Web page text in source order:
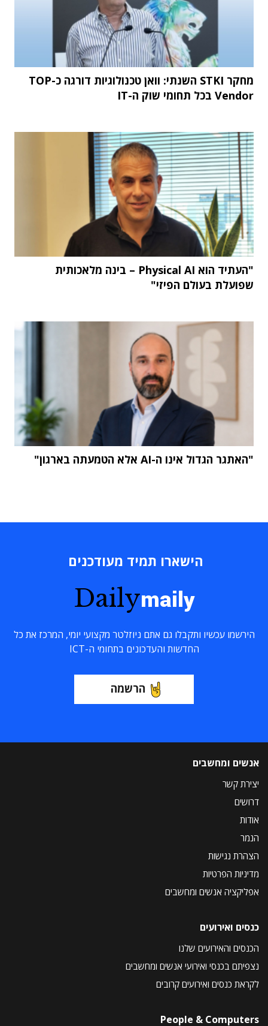
מחקר STKI השנתי: וואן טכנולוגיות דורגה כ-TOP
Vendor בכל תחומי שוק ה-IT
"העתיד הוא Physical AI – בינה מלאכותית
שפועלת בעולם הפיזי"
"האתגר הגדול אינו ה-AI אלא הטמעתה בארגון"
הישארו תמיד מעודכנים
Dailymaily
הירשמו עכשיו ותקבלו גם אתם ניוזלטר מקצועי יומי, המרכז את כל
החדשות והעדכונים בתחומי ה-ICT
הרשמה
אנשים ומחשבים
יצירת קשר
דרושים
אודות
הנמר
הצהרת נגישות
מדיניות הפרטיות
אפליקציה אנשים ומחשבים
כנסים ואירועים
הכנסים והאירועים שלנו
נצפיתם בכנסי ואירועי אנשים ומחשבים
לקראת כנסים ואירועים קרובים
People & Computers